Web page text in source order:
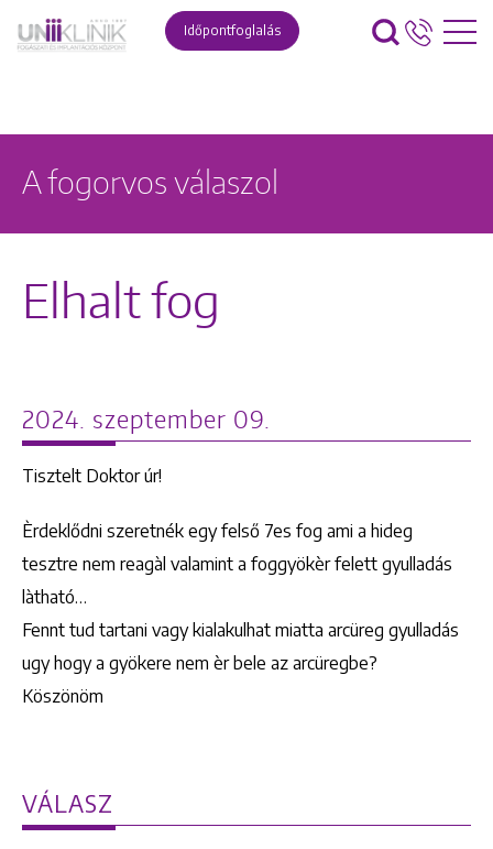
Időpontfoglalás
A fogorvos válaszol
Elhalt fog
2024. szeptember 09.
Tisztelt Doktor úr!
Èrdeklődni szeretnék egy felső 7es fog ami a hideg
tesztre nem reagàl valamint a foggyökèr felett gyulladás
làtható…
Fennt tud tartani vagy kialakulhat miatta arcüreg gyulladás
ugy hogy a gyökere nem èr bele az arcüregbe?
Köszönöm
VÁLASZ